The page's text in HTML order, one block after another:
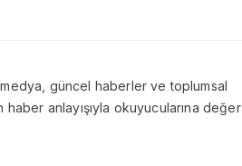
güncel haberler ve toplumsal
anlayışıyla okuyucularına değer